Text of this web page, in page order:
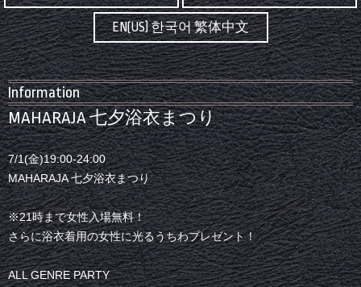
EN(US) 한국어 繁体中文
Information
MAHARAJA 七夕浴衣まつり
7/1(金)19:00-24:00
MAHARAJA 七夕浴衣まつり
※21時まで女性入場無料！
さらに浴衣着用の女性に光るうちわプレゼント！
ALL GENRE PARTY